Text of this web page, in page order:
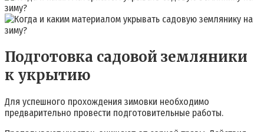
Подготовка садовой земляники
к укрытию
Для успешного прохождения зимовки необходимо
предварительно провести подготовительные работы.